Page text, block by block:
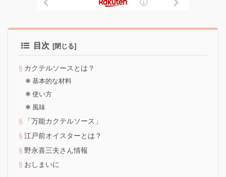
目次
カクテルソースとは？
基本的な材料
使い方
風味
「万能カクテルソース」
江戸前オイスターとは？
野永喜三夫さん情報
おしまいに